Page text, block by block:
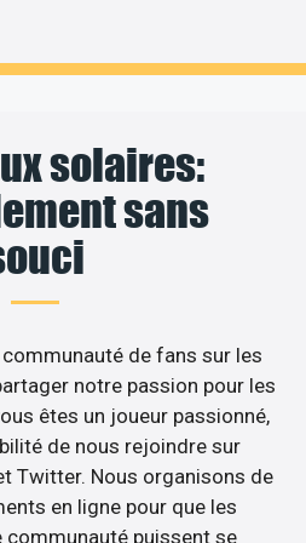
solaires:
sans
de fans sur les
notre passion pour les
êtes un joueur passionné,
de nous rejoindre sur
Twitter. Nous organisons de
en ligne pour que les
communauté puissent se